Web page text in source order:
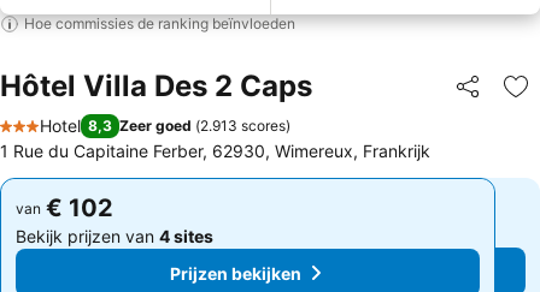
Hoe commissies de ranking beïnvloeden
Hôtel Villa Des 2 Caps Delen
3 Sterren
Hotel 8,3 Zeer goed (2.913 scores)
1 Rue du Capitaine Ferber, 62930, Wimereux, Frankrijk
van € 102
Bekijk prijzen van 4 sites
Prijzen bekijken
van € 102
Bekijk prijzen van 4 sites
Prijzen bekijken